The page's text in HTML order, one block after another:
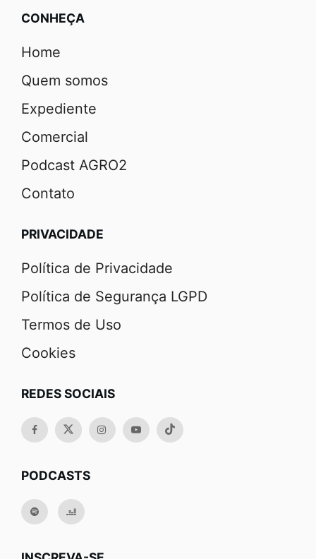
CONHEÇA
Home
Quem somos
Expediente
Comercial
Podcast AGRO2
Contato
PRIVACIDADE
Política de Privacidade
Política de Segurança LGPD
Termos de Uso
Cookies
REDES SOCIAIS
PODCASTS